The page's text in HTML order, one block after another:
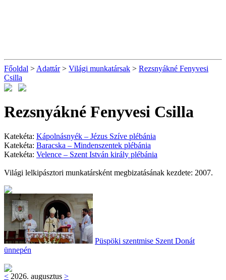
Főoldal > Adattár> Világi munkatársak > Rezsnyákné Fenyvesi
Csilla
Rezsnyákné Fenyvesi Csilla
Katekéta: Kápolnásnyék – Jézus Szíve plébánia
Katekéta: Baracska – Mindenszentek plébánia
Katekéta: Velence – Szent István király plébánia
Világi lelkipásztori munkatársként megbizatásának kezdete: 2007.
Püspöki szentmise Szent Donát
ünnepén
< 2026. augusztus >